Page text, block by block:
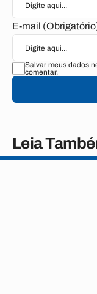
E-mail
Salvar meus dados
comentar.
Leia